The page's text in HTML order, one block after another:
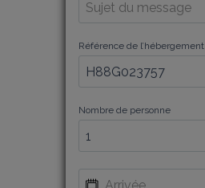
Référence de l’hébergement
Nombre de personne